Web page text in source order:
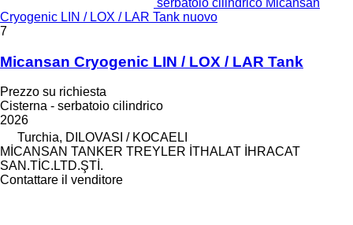
serbatoio cilindrico Micansan
Cryogenic LIN / LOX / LAR Tank nuovo
7
Micansan Cryogenic LIN / LOX / LAR Tank
Prezzo su richiesta
Cisterna - serbatoio cilindrico
2026
Turchia, DILOVASI / KOCAELI
MİCANSAN TANKER TREYLER İTHALAT İHRACAT
SAN.TİC.LTD.ŞTİ.
Contattare il venditore